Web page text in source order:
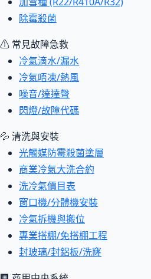
除霉殺菌
⚠ 常見故障急救
冷氣滴水/漏水
冷氣唔凍/熱風
噪音/達達聲
閃燈/故障代碼
💦 清洗與安裝
光觸媒防霉殺菌塗層
商業冷氣大洗合約
洗冷氣價目表
窗口機/分體機安裝
冷氣拆機與搬位
專業搭棚/免搭棚工程
封玻璃/封鋁板/洗窿